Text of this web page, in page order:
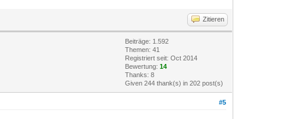
Zitieren
Beiträge: 1.592
Themen: 41
Registriert seit: Oct 2014
Bewertung:14
Thanks: 8
Given 244 thank(s) in 202 post(s)
#5